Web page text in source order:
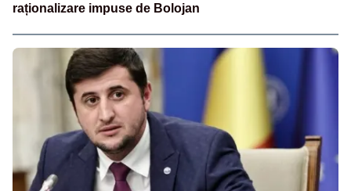
raționalizare impuse de Bolojan